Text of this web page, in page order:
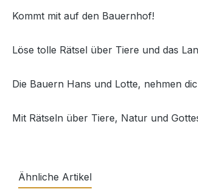
Kommt mit auf den Bauernhof!
Löse tolle Rätsel über Tiere und das
Die Bauern Hans und Lotte, nehmen
Mit Rätseln über Tiere, Natur und
Ähnliche Artikel